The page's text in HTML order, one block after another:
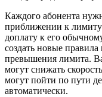
Каждого абонента
приближении к лимиту
доплату к его
создать новые правила
превышения лимита.
могут снижать
могут пойти по пути
автоматически.